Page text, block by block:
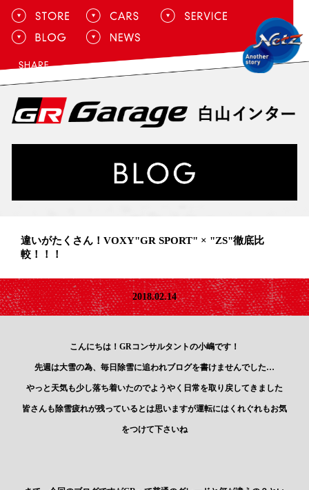
違いがたくさん！VOXY"GR SPORT" × "ZS"徹底比
較！！！
2018.02.14
こんにちは！GRコンサルタントの小嶋です！
先週は大雪の為、毎日除雪に追われブログを書けませんでした…
やっと天気も少し落ち着いたのでようやく日常を取り戻してきました
皆さんも除雪疲れが残っているとは思いますが運転にはくれぐれもお気
をつけて下さいね